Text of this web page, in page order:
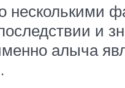
несколькими
и
алыча